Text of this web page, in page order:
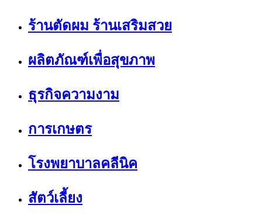
ร้านตัดผม ร้านเสริมสวย
ผลิตภัณฑ์เพื่อสุขภาพ
ธุรกิจความงาม
การเกษตร
โรงพยาบาลคลีนิค
สัตว์เลี้ยง